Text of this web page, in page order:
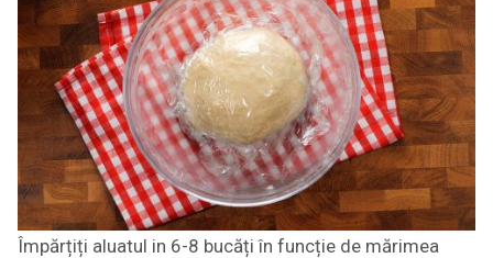
Împărțiți aluatul in 6-8 bucăți în funcție de mărimea